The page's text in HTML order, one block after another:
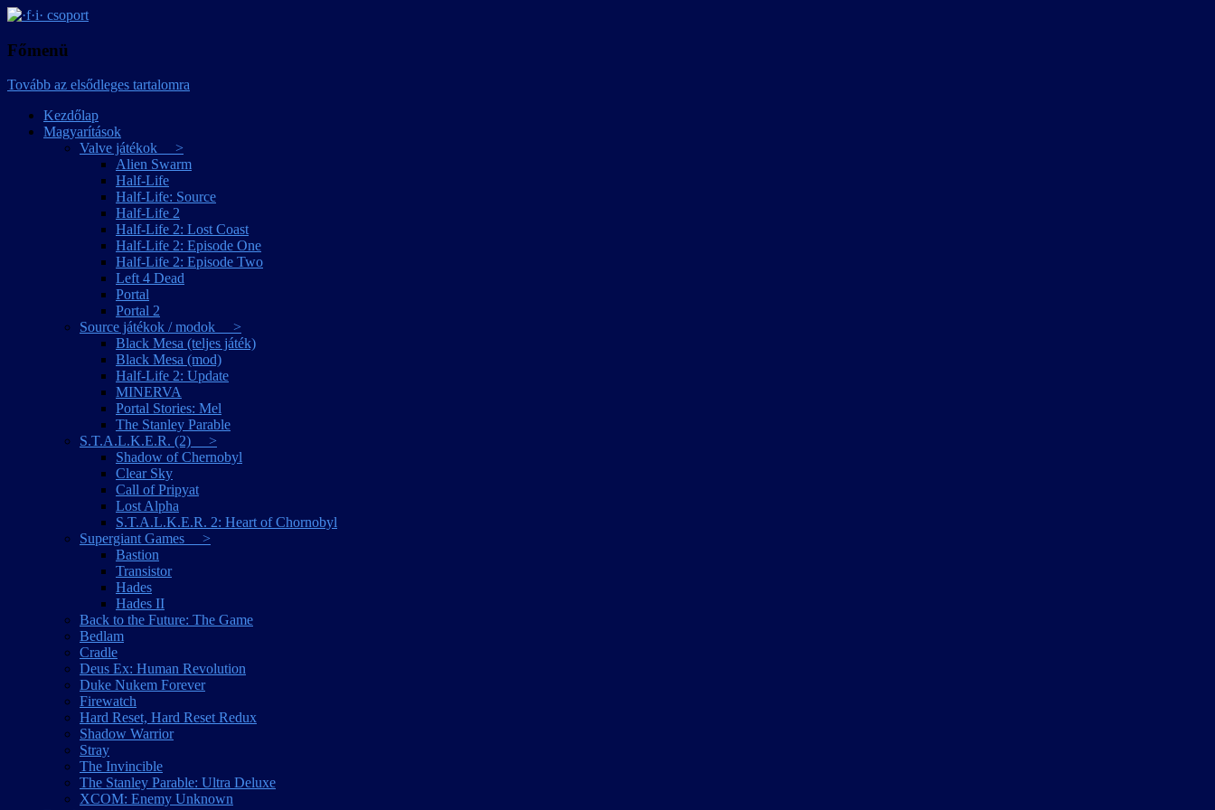
·f·i· csoport
Főmenü
Tovább az elsődleges tartalomra
Kezdőlap
Magyarítások
Valve játékok >
Alien Swarm
Half-Life
Half-Life: Source
Half-Life 2
Half-Life 2: Lost Coast
Half-Life 2: Episode One
Half-Life 2: Episode Two
Left 4 Dead
Portal
Portal 2
Source játékok / modok >
Black Mesa (teljes játék)
Black Mesa (mod)
Half-Life 2: Update
MINERVA
Portal Stories: Mel
The Stanley Parable
S.T.A.L.K.E.R. (2) >
Shadow of Chernobyl
Clear Sky
Call of Pripyat
Lost Alpha
S.T.A.L.K.E.R. 2: Heart of Chornobyl
Supergiant Games >
Bastion
Transistor
Hades
Hades II
Back to the Future: The Game
Bedlam
Cradle
Deus Ex: Human Revolution
Duke Nukem Forever
Firewatch
Hard Reset, Hard Reset Redux
Shadow Warrior
Stray
The Invincible
The Stanley Parable: Ultra Deluxe
XCOM: Enemy Unknown